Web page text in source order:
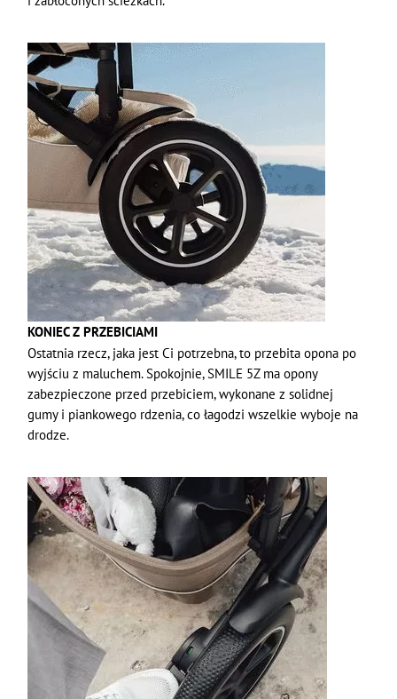
KONIEC Z PRZEBICIAMI
Ostatnia rzecz, jaka jest Ci potrzebna, to przebita opona po
wyjściu z maluchem. Spokojnie, SMILE 5Z ma opony
zabezpieczone przed przebiciem, wykonane z solidnej
gumy i piankowego rdzenia, co łagodzi wszelkie wyboje na
drodze.